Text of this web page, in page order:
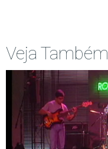
Veja Também